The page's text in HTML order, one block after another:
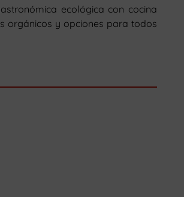
ecológica con cocina
orgánicos y opciones para todos